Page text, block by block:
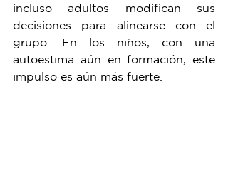
incluso adultos modifican sus
decisiones para alinearse con el
grupo. En los niños, con una
autoestima aún en formación, este
impulso es aún más fuerte.